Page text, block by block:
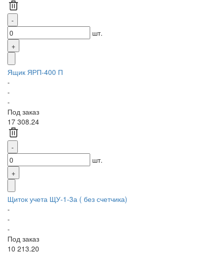
шт.
Ящик ЯРП-400 П
-
-
-
Под заказ
17 308.24
шт.
Щиток учета ЩУ-1-3а ( без счетчика)
-
-
-
Под заказ
10 213.20